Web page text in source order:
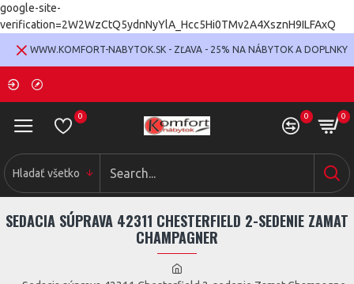
google-site-
verification=2W2WzCtQ5ydnNyYlA_Hcc5Hi0TMv2A4XsznH9ILFAxQ
WWW.KOMFORT-NABYTOK.SK - ZĽAVA - 25% NA NÁBYTOK A DOPLNKY
0 0 0
Hladať všetko
SEDACIA SÚPRAVA 42311 CHESTERFIELD 2-SEDENIE ZAMAT
CHAMPAGNER